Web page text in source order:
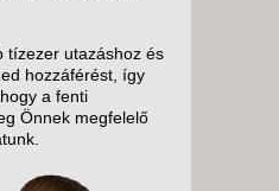
tízezer utazáshoz és
hozzáférést, így
a fenti
Önnek megfelelő